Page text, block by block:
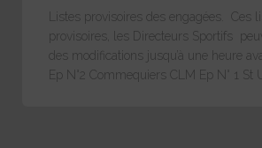
Listes provisoires des engagées. Ces
provisoires, les Directeurs Sportifs
des modifications jusqu’à une heure
Ep N°2 Commequiers CLM Ep N° 1